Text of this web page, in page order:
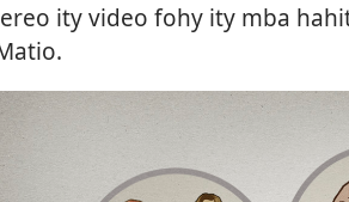
ity video fohy ity mba